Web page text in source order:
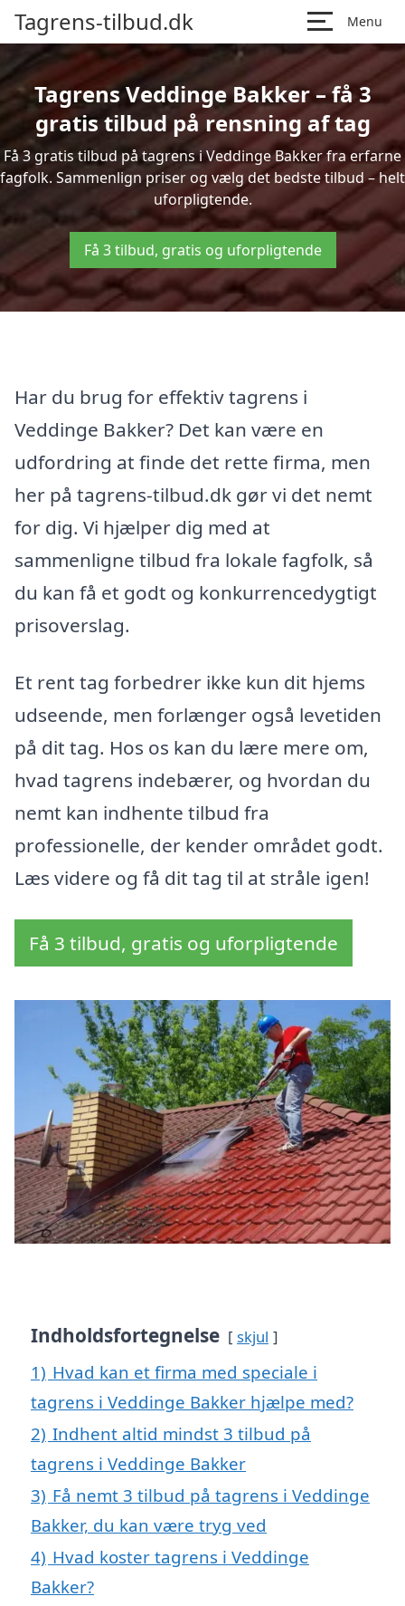
Tagrens-tilbud.dk Menu
Tagrens Veddinge Bakker – få 3
gratis tilbud på rensning af tag
Få 3 gratis tilbud på tagrens i Veddinge Bakker fra erfarne
fagfolk. Sammenlign priser og vælg det bedste tilbud – helt
uforpligtende.
Få 3 tilbud, gratis og uforpligtende
Har du brug for effektiv tagrens i
Veddinge Bakker? Det kan være en
udfordring at finde det rette firma, men
her på tagrens-tilbud.dk gør vi det nemt
for dig. Vi hjælper dig med at
sammenligne tilbud fra lokale fagfolk, så
du kan få et godt og konkurrencedygtigt
prisoverslag.
Et rent tag forbedrer ikke kun dit hjems
udseende, men forlænger også levetiden
på dit tag. Hos os kan du lære mere om,
hvad tagrens indebærer, og hvordan du
nemt kan indhente tilbud fra
professionelle, der kender området godt.
Læs videre og få dit tag til at stråle igen!
Få 3 tilbud, gratis og uforpligtende
Indholdsfortegnelse skjul
1) Hvad kan et firma med speciale i
tagrens i Veddinge Bakker hjælpe med?
2) Indhent altid mindst 3 tilbud på
tagrens i Veddinge Bakker
3) Få nemt 3 tilbud på tagrens i Veddinge
Bakker, du kan være tryg ved
4) Hvad koster tagrens i Veddinge
Bakker?